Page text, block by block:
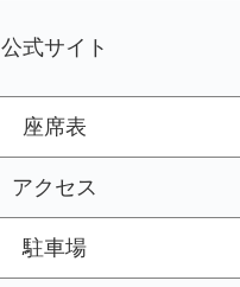
公式サイト
座席表
アクセス
駐車場